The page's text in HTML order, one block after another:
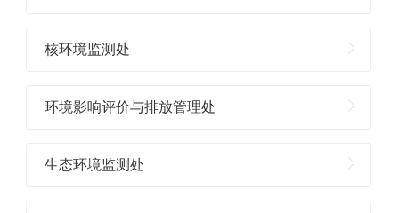
核环境监测处
环境影响评价与排放管理处
生态环境监测处